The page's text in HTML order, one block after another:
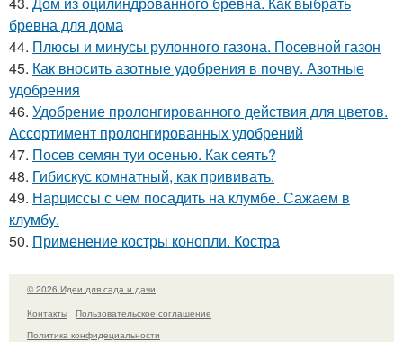
бревна для дома
44. Плюсы и минусы рулонного газона. Посевной газон
45. Как вносить азотные удобрения в почву. Азотные
удобрения
46. Удобрение пролонгированного действия для цветов.
Ассортимент пролонгированных удобрений
47. Посев семян туи осенью. Как сеять?
48. Гибискус комнатный, как прививать.
49. Нарциссы с чем посадить на клумбе. Сажаем в
клумбу.
50. Применение костры конопли. Костра
© 2026 Идеи для сада и дачи
Контакты
Пользовательское соглашение
Политика конфидециальности